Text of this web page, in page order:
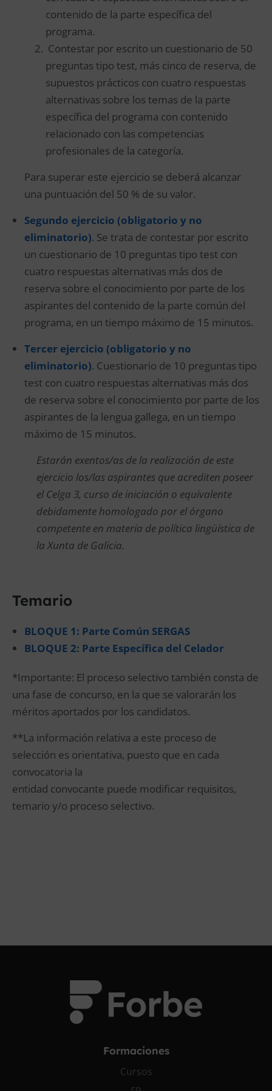
contenido de la parte específica del
programa.
Contestar por escrito un cuestionario de 50
preguntas tipo test, más cinco de reserva, de
supuestos prácticos con cuatro respuestas
alternativas sobre los temas de la parte
específica del programa con contenido
relacionado con las competencias
profesionales de la categoría.
Para superar este ejercicio se deberá alcanzar
una puntuación del 50 % de su valor.
Segundo ejercicio (obligatorio y no
eliminatorio). Se trata de contestar por escrito
un cuestionario de 10 preguntas tipo test con
cuatro respuestas alternativas más dos de
reserva sobre el conocimiento por parte de los
aspirantes del contenido de la parte común del
programa, en un tiempo máximo de 15 minutos.
Tercer ejercicio (obligatorio y no
eliminatorio). Cuestionario de 10 preguntas tipo
test con cuatro respuestas alternativas más dos
de reserva sobre el conocimiento por parte de los
aspirantes de la lengua gallega, en un tiempo
máximo de 15 minutos.
Estarán exentos/as de la realización de este
ejercicio los/las aspirantes que acrediten poseer
el Celga 3, curso de iniciación o equivalente
debidamente homologado por el órgano
competente en materia de política lingüística de
la Xunta de Galicia.
Temario
BLOQUE 1: Parte Común SERGAS
BLOQUE 2: Parte Específica del Celador
*Importante: El proceso selectivo también consta de
una fase de concurso, en la que se valorarán los
méritos aportados por los candidatos.
**La información relativa a este proceso de
selección es orientativa, puesto que en cada
convocatoria la
entidad convocante puede modificar requisitos,
temario y/o proceso selectivo.
Formaciones
Cursos